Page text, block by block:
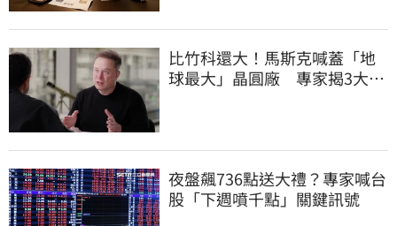
比竹科還大！馬斯克喊蓋「地
球最大」晶圓廠 專家揭3大隱
夜盤飆736點送大禮？專家喊台
股「下週噴千點」關鍵訊號